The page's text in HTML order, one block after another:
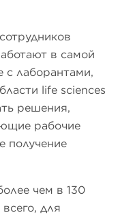
в самой
с лаборантами,
life sciences
решения,
рабочие
получение
чем в 130
для